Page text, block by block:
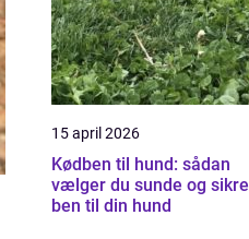
15 april 2026
Kødben til hund: sådan
vælger du sunde og sikre
ben til din hund